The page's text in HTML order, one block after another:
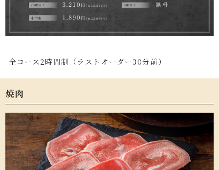
全コース2時間制（ラストオーダー30分前）
焼肉